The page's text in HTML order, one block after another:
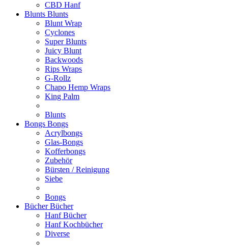
CBD Hanf
Blunts Blunts
Blunt Wrap
Cyclones
Super Blunts
Juicy Blunt
Backwoods
Rips Wraps
G-Rollz
Chapo Hemp Wraps
King Palm
Blunts
Bongs Bongs
Acrylbongs
Glas-Bongs
Kofferbongs
Zubehör
Bürsten / Reinigung
Siebe
Bongs
BücherBücher
Hanf Bücher
Hanf Kochbücher
Diverse